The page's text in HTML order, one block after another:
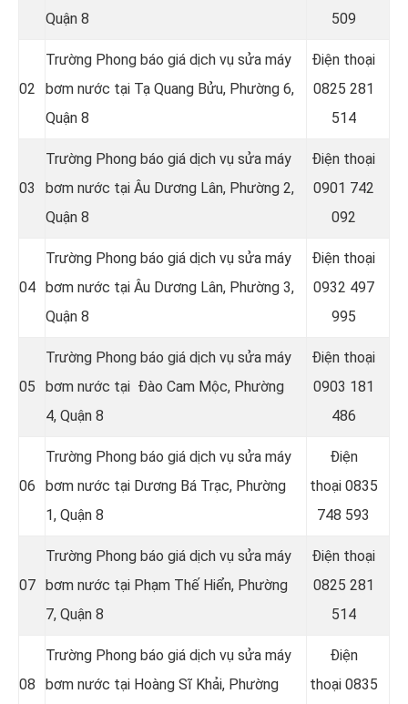
Quận 8
509
02
Trường Phong báo giá dịch vụ sửa máy
bơm nước tại Tạ Quang Bửu, Phường 6,
Quận 8
Điện thoại
0825 281
514
03
Trường Phong báo giá dịch vụ sửa máy
bơm nước tại Âu Dương Lân, Phường 2,
Quận 8
Điện thoại
0901 742
092
04
Trường Phong báo giá dịch vụ sửa máy
bơm nước tại Âu Dương Lân, Phường 3,
Quận 8
Điện thoại
0932 497
995
05
Trường Phong báo giá dịch vụ sửa máy
bơm nước tại Đào Cam Mộc, Phường
4, Quận 8
Điện thoại
0903 181
486
06
Trường Phong báo giá dịch vụ sửa máy
bơm nước tại Dương Bá Trạc, Phường
1, Quận 8
Điện
thoại0835
748 593
07
Trường Phong báo giá dịch vụ sửa máy
bơm nước tại Phạm Thế Hiển, Phường
7, Quận 8
Điện thoại
0825 281
514
08
Trường Phong báo giá dịch vụ sửa máy
bơm nước tại Hoàng Sĩ Khải, Phường
Điện
thoại0835